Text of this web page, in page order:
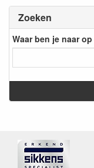
Zoeken
Waar ben je naar